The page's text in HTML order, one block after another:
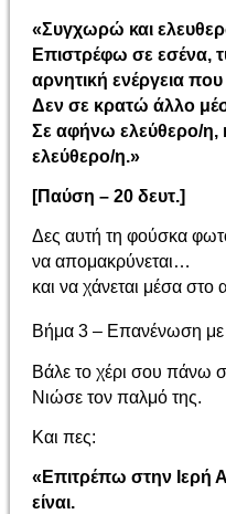
«Συγχωρώ και
Επιστρέφω σε εσένα,
αρνητική ενέργεια
Δεν σε κρατώ άλλο
Σε αφήνω ελεύθερο/η,
ελεύθερο/η.»
[Παύση – 20 δευτ.]
Δες αυτή τη φούσκα
να απομακρύνεται…
και να χάνεται μέσα
Βήμα 3 – Επανένωση με
Βάλε το χέρι σου πάνω
Νιώσε τον παλμό της.
Και πες:
«Επιτρέπω στην Ιερή
είναι.